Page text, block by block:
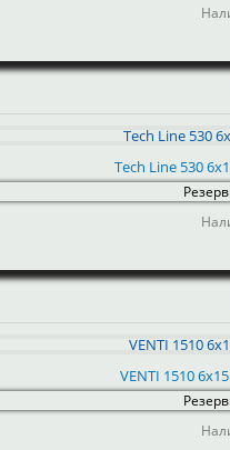
Tech Line 530
VENTI 1510